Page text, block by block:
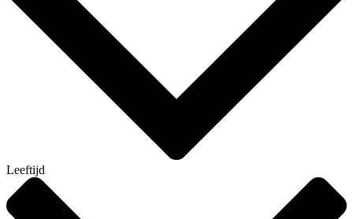
Leeftijd